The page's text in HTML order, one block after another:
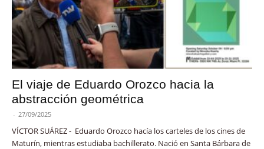
El viaje de Eduardo Orozco hacia la
abstracción geométrica
- 27/09/2025
VÍCTOR SUÁREZ - Eduardo Orozco hacía los carteles de los cines de
Maturín, mientras estudiaba bachillerato. Nació en Santa Bárbara de